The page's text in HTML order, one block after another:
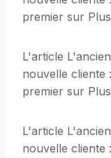
premier sur
L'article
nouvelle cliente
premier sur
L'article
nouvelle cliente